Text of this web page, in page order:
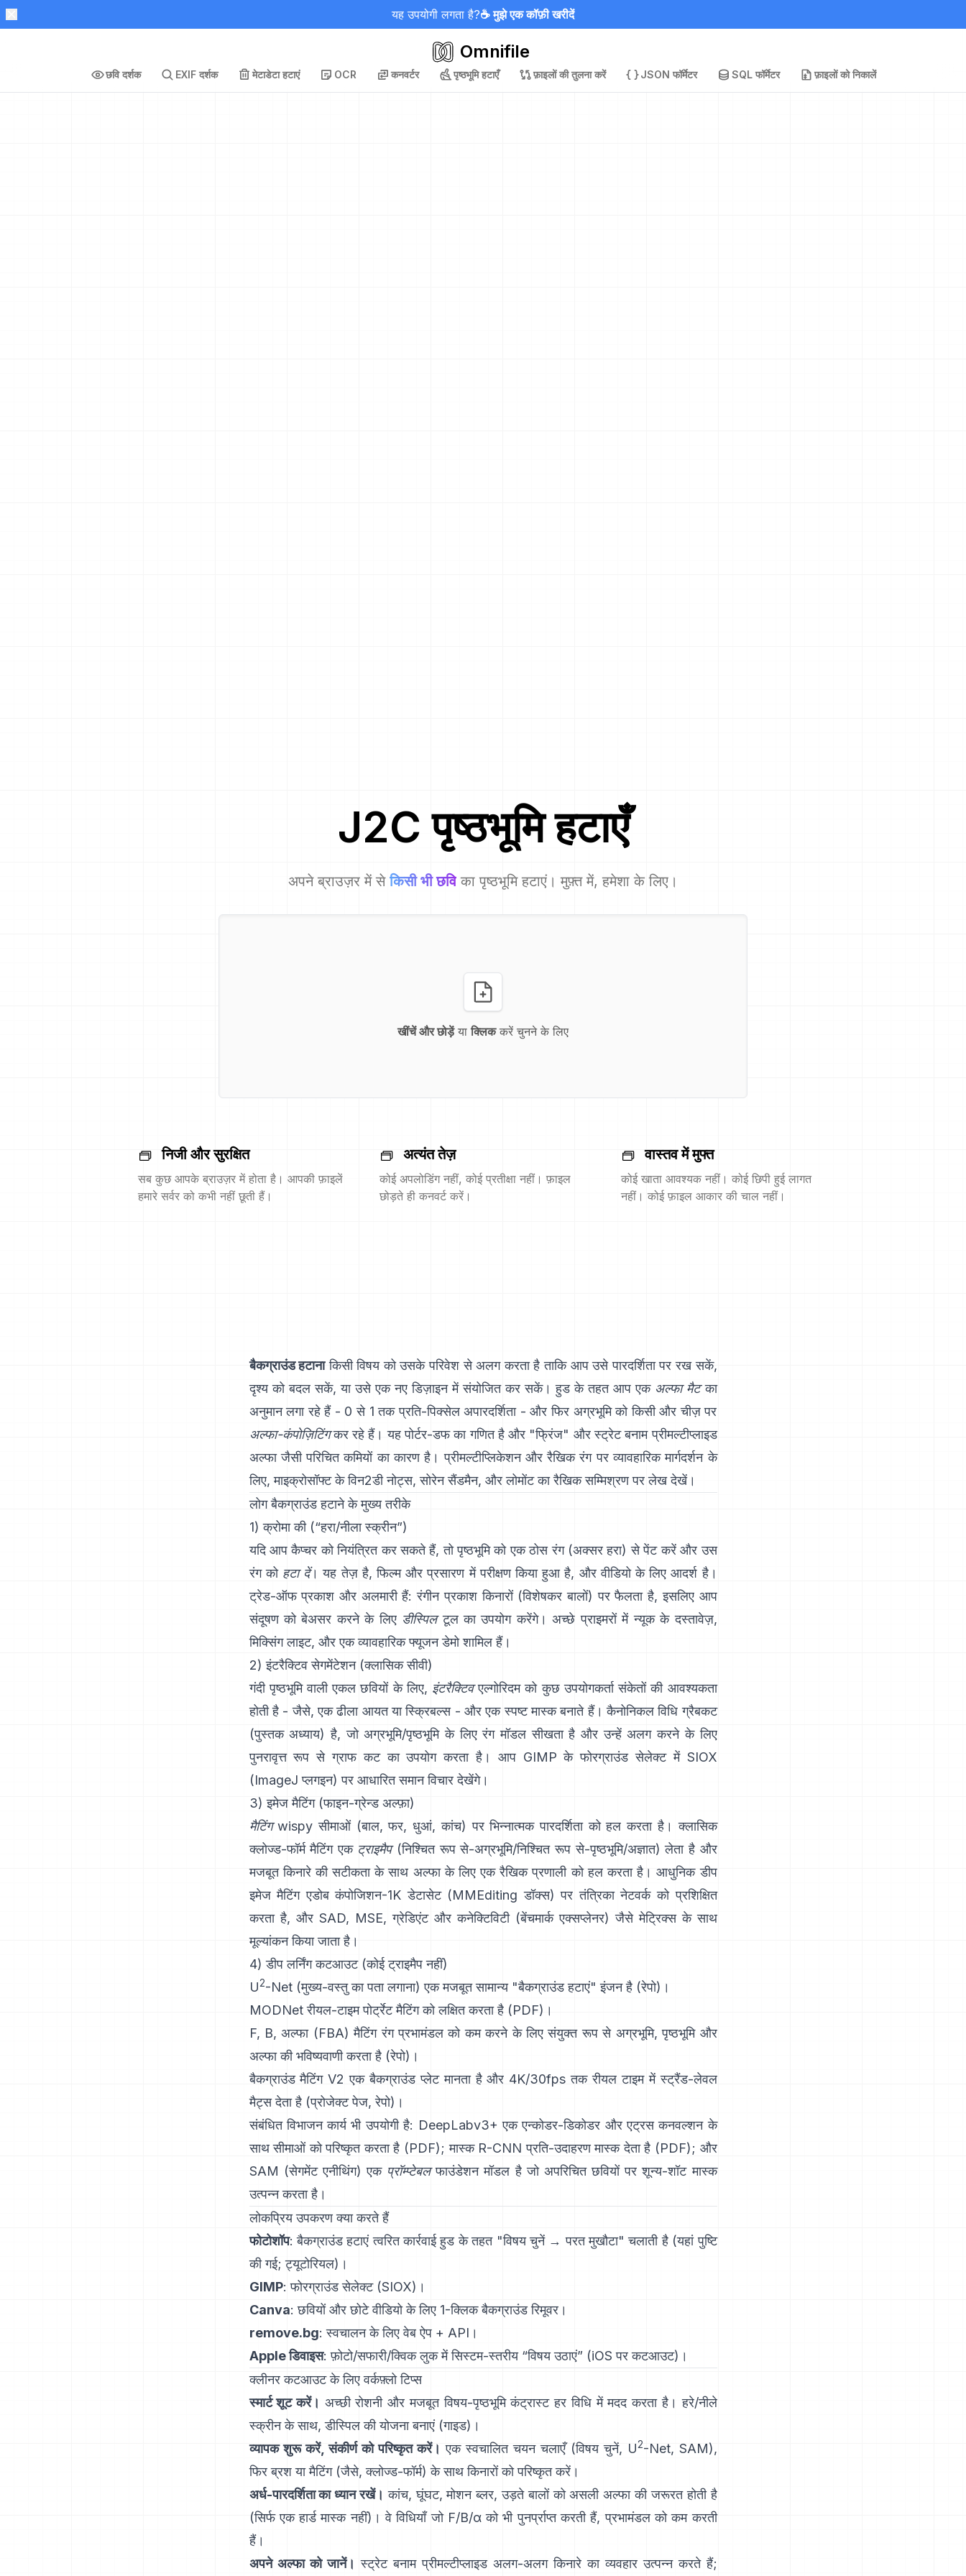
यह उपयोगी लगता है?☕ मुझे एक कॉफ़ी खरीदें
Omnifile
छवि दर्शक EXIF दर्शक मेटाडेटा हटाएं OCR कनवर्टर पृष्ठभूमि हटाएँ फ़ाइलों की तुलना करें JSON फॉर्मेटर SQL फॉर्मेटर फ़ाइलों को निकालें
J2C पृष्ठभूमि हटाएँ
अपने ब्राउज़र में से किसी भी छवि का पृष्ठभूमि हटाएं। मुफ़्त में, हमेशा के लिए।
खींचें और छोड़ेंया क्लिककरें चुनने के लिए
निजी और सुरक्षित
सब कुछ आपके ब्राउज़र में होता है। आपकी फ़ाइलें
हमारे सर्वर को कभी नहीं छूती हैं।
अत्यंत तेज़
कोई अपलोडिंग नहीं, कोई प्रतीक्षा नहीं। फ़ाइल
छोड़ते ही कनवर्ट करें।
वास्तव में मुफ्त
कोई खाता आवश्यक नहीं। कोई छिपी हुई लागत
नहीं। कोई फ़ाइल आकार की चाल नहीं।
बैकग्राउंड हटानाकिसी विषय को उसके परिवेश से अलग करता है ताकि आप उसे पारदर्शिता पर रख सकें,
दृश्य को बदल सकें, या उसे एक नए डिज़ाइन में संयोजित कर सकें। हुड के तहत आप एक अल्फा मैटका
अनुमान लगा रहे हैं - 0 से 1 तक प्रति-पिक्सेल अपारदर्शिता - और फिर अग्रभूमि को किसी और चीज़ पर
अल्फा-कंपोज़िटिंगकर रहे हैं। यहपोर्टर-डफका गणित है और "फ्रिंज" और स्ट्रेट बनाम प्रीमल्टीप्लाइड
अल्फाजैसी परिचित कमियों का कारण है। प्रीमल्टीप्लिकेशन और रैखिक रंग पर व्यावहारिक मार्गदर्शन के
लिए, माइक्रोसॉफ्ट के विन2डी नोट्स, सोरेन सैंडमैन, और लोमोंट का रैखिक सम्मिश्रण पर लेखदेखें।
लोग बैकग्राउंड हटाने के मुख्य तरीके
1) क्रोमा की (“हरा/नीला स्क्रीन”)
यदि आप कैप्चर को नियंत्रित कर सकते हैं, तो पृष्ठभूमि को एक ठोस रंग (अक्सर हरा) से पेंट करें और उस
रंग को हटा दें। यह तेज़ है, फिल्म और प्रसारण में परीक्षण किया हुआ है, और वीडियो के लिए आदर्श है।
ट्रेड-ऑफ प्रकाश और अलमारी हैं: रंगीन प्रकाश किनारों (विशेषकर बालों) पर फैलता है, इसलिए आप
संदूषण को बेअसर करने के लिए डीस्पिलटूल का उपयोग करेंगे। अच्छे प्राइमरों मेंन्यूक के दस्तावेज़,
मिक्सिंग लाइट, और एक व्यावहारिक फ्यूजन डेमोशामिल हैं।
2) इंटरैक्टिव सेगमेंटेशन (क्लासिक सीवी)
गंदी पृष्ठभूमि वाली एकल छवियों के लिए, इंटरैक्टिवएल्गोरिदम को कुछ उपयोगकर्ता संकेतों की आवश्यकता
होती है - जैसे, एक ढीला आयत या स्क्रिबल्स - और एक स्पष्ट मास्क बनाते हैं। कैनोनिकल विधि ग्रैबकट
(पुस्तक अध्याय) है, जो अग्रभूमि/पृष्ठभूमि के लिए रंग मॉडल सीखता है और उन्हें अलग करने के लिए
पुनरावृत्त रूप से ग्राफ कट का उपयोग करता है। आप GIMP के फोरग्राउंड सेलेक्टमें SIOX
(ImageJ प्लगइन) पर आधारित समान विचार देखेंगे।
3) इमेज मैटिंग (फाइन-ग्रेन्ड अल्फ़ा)
मैटिंगwispy सीमाओं (बाल, फर, धुआं, कांच) पर भिन्नात्मक पारदर्शिता को हल करता है। क्लासिक
क्लोज्ड-फॉर्म मैटिंग एक ट्राइमैप(निश्चित रूप से-अग्रभूमि/निश्चित रूप से-पृष्ठभूमि/अज्ञात) लेता है और
मजबूत किनारे की सटीकता के साथ अल्फा के लिए एक रैखिक प्रणाली को हल करता है। आधुनिक डीप
इमेज मैटिंग एडोब कंपोजिशन-1K डेटासेट (MMEditing डॉक्स) पर तंत्रिका नेटवर्क को प्रशिक्षित
करता है, और SAD, MSE, ग्रेडिएंट और कनेक्टिविटी (बेंचमार्क एक्सप्लेनर) जैसे मेट्रिक्स के साथ
मूल्यांकन किया जाता है।
4) डीप लर्निंग कटआउट (कोई ट्राइमैप नहीं)
U2-Net(मुख्य-वस्तु का पता लगाना) एक मजबूत सामान्य "बैकग्राउंड हटाएं" इंजन है (रेपो)।
MODNetरीयल-टाइम पोर्ट्रेट मैटिंग को लक्षित करता है (PDF)।
F, B, अल्फा (FBA) मैटिंगरंग प्रभामंडल को कम करने के लिए संयुक्त रूप से अग्रभूमि, पृष्ठभूमि और
अल्फा की भविष्यवाणी करता है (रेपो)।
बैकग्राउंड मैटिंग V2 एक बैकग्राउंड प्लेट मानता है और 4K/30fps तक रीयल टाइम में स्ट्रैंड-लेवल
मैट्स देता है (प्रोजेक्ट पेज, रेपो)।
संबंधित विभाजन कार्य भी उपयोगी है: DeepLabv3+ एक एन्कोडर-डिकोडर और एट्रस कनवल्शन के
साथ सीमाओं को परिष्कृत करता है (PDF); मास्क R-CNN प्रति-उदाहरण मास्क देता है (PDF); और
SAM (सेगमेंट एनीथिंग) एक प्रॉम्प्टेबलफाउंडेशन मॉडल है जो अपरिचित छवियों पर शून्य-शॉट मास्क
उत्पन्न करता है।
लोकप्रिय उपकरण क्या करते हैं
फोटोशॉप:बैकग्राउंड हटाएंत्वरित कार्रवाई हुड के तहत "विषय चुनें → परत मुखौटा" चलाती है (यहां पुष्टि
की गई; ट्यूटोरियल)।
GIMP:फोरग्राउंड सेलेक्ट(SIOX)।
Canva: छवियों और छोटे वीडियो के लिए 1-क्लिक बैकग्राउंड रिमूवर।
remove.bg: स्वचालन के लिए वेब ऐप + API ।
Apple डिवाइस: फ़ोटो/सफारी/क्विक लुक में सिस्टम-स्तरीय “विषय उठाएं” (iOS पर कटआउट)।
क्लीनर कटआउट के लिए वर्कफ़्लो टिप्स
स्मार्ट शूट करें। अच्छी रोशनी और मजबूत विषय-पृष्ठभूमि कंट्रास्ट हर विधि में मदद करता है। हरे/नीले
स्क्रीन के साथ, डीस्पिलकी योजना बनाएं (गाइड)।
व्यापक शुरू करें, संकीर्ण को परिष्कृत करें। एक स्वचालित चयन चलाएँ (विषय चुनें, U2-Net, SAM),
फिर ब्रश या मैटिंग (जैसे, क्लोज्ड-फॉर्म) के साथ किनारों को परिष्कृत करें।
अर्ध-पारदर्शिता का ध्यान रखें। कांच, घूंघट, मोशन ब्लर, उड़ते बालों को असली अल्फा की जरूरत होती है
(सिर्फ एक हार्ड मास्क नहीं)। वे विधियाँ जो F/B/αको भी पुनर्प्राप्त करती हैं, प्रभामंडल को कम करती
हैं।
अपने अल्फा को जानें। स्ट्रेट बनाम प्रीमल्टीप्लाइडअलग-अलग किनारे का व्यवहार उत्पन्न करते हैं;